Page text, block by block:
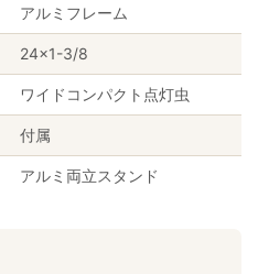
アルミフレーム
24×1-3/8
ワイドコンパクト点灯虫
付属
アルミ両立スタンド